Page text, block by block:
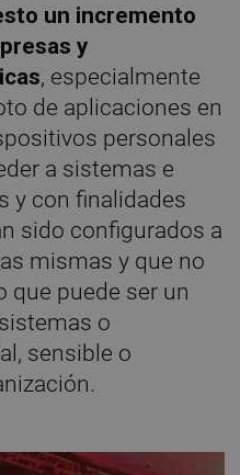
un incremento
y
, especialmente
de aplicaciones en
personales
a sistemas e
y con finalidades
sido configurados a
mismas y que no
que puede ser un
o
sensible o